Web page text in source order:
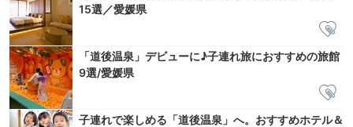
15選／愛媛県
「道後温泉」デビューに♪子連れ旅におすすめの旅館
9選/愛媛県
子連れで楽しめる「道後温泉」へ。おすすめホテル＆